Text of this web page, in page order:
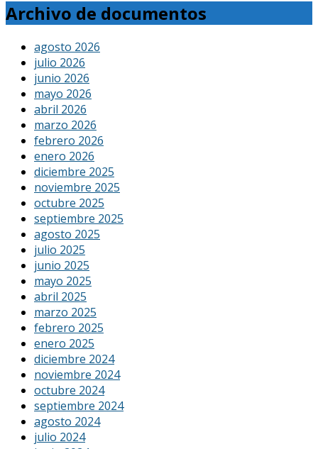
Archivo de documentos
agosto 2026
julio 2026
junio 2026
mayo 2026
abril 2026
marzo 2026
febrero 2026
enero 2026
diciembre 2025
noviembre 2025
octubre 2025
septiembre 2025
agosto 2025
julio 2025
junio 2025
mayo 2025
abril 2025
marzo 2025
febrero 2025
enero 2025
diciembre 2024
noviembre 2024
octubre 2024
septiembre 2024
agosto 2024
julio 2024